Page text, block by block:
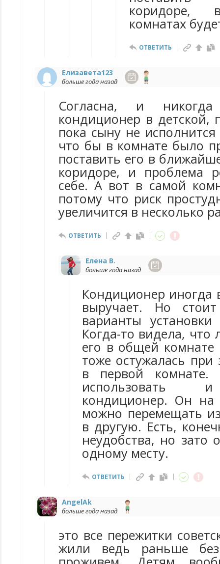
комнатах
ОТВЕТИТЬ
Елизавета123
больше года назад
Согласна, и
кондиционер в детской,
пока сыну не
что бы в комнате было
поставить его в
коридоре, и проблема
себе. А вот в самой
потому что риск
увеличится в несколько
ОТВЕТИТЬ
Елена В.
больше года назад
Кондиционер иногда
выручает. Но
варианты
Когда-то видела, что
его в общей комнате
тоже остужалась при
в первой
использовать
кондиционер. Он на
можно перемещать
в другую. Есть,
неудобства, но зато
одному месту.
ОТВЕТИТЬ
AngelAk
больше года назад
это все пережитки
жили ведь раньше